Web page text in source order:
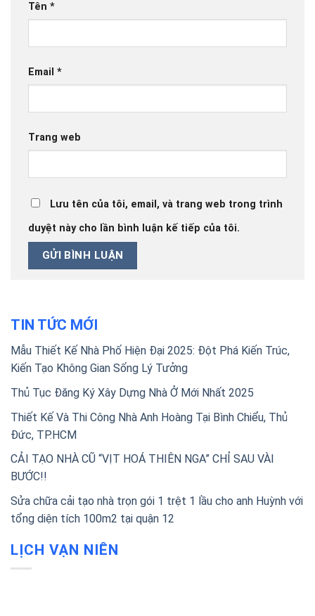
Tên *
Email *
Trang web
Lưu tên của tôi, email, và trang web trong trình
duyệt này cho lần bình luận kế tiếp của tôi.
TIN TỨC MỚI
Mẫu Thiết Kế Nhà Phố Hiện Đại 2025: Đột Phá Kiến Trúc,
Kiến Tạo Không Gian Sống Lý Tưởng
Thủ Tục Đăng Ký Xây Dựng Nhà Ở Mới Nhất 2025
Thiết Kế Và Thi Công Nhà Anh Hoàng Tại Bình Chiểu, Thủ
Đức, TP.HCM
CẢI TẠO NHÀ CŨ “VỊT HOÁ THIÊN NGA” CHỈ SAU VÀI
BƯỚC!!
Sửa chữa cải tạo nhà trọn gói 1 trệt 1 lầu cho anh Huỳnh với
tổng diện tích 100m2 tại quận 12
LỊCH VẠN NIÊN